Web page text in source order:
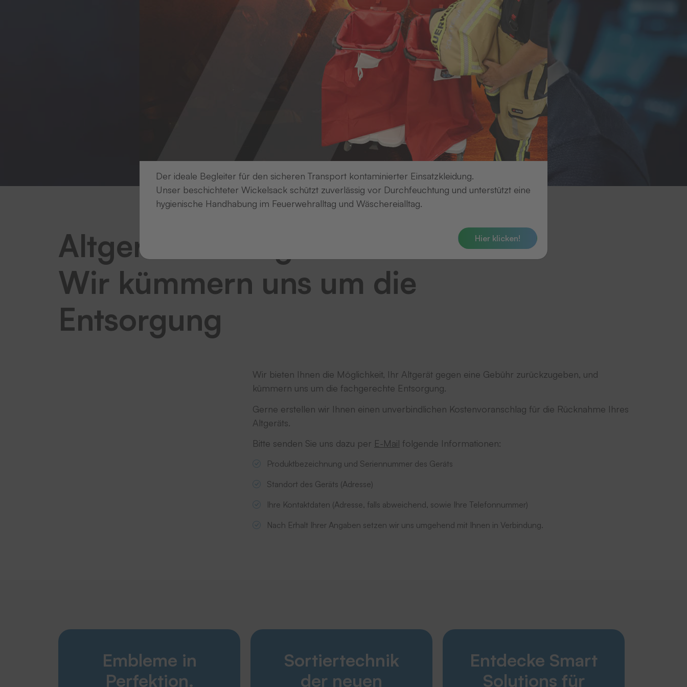
Altgerät zurückgeben?
Wir kümmern uns um die
Entsorgung
Wir bieten Ihnen die Möglichkeit, Ihr Altgerät gegen eine Gebühr zurückzugeben, und
kümmern uns um die fachgerechte Entsorgung.
Gerne erstellen wir Ihnen einen unverbindlichen Kostenvoranschlag für die Rücknahme Ihres
Altgeräts.
Bitte senden Sie uns dazu per E-Mail folgende Informationen:
Produktbezeichnung und Seriennummer des Geräts
Standort des Geräts (Adresse)
Ihre Kontaktdaten (Adresse, falls abweichend, sowie Ihre Telefonnummer)
Nach Erhalt Ihrer Angaben setzen wir uns umgehend mit Ihnen in Verbindung.
Embleme in
Perfektion.
Sortiertechnik
der neuen
Entdecke Smart
Solutions für
Karriere
Produkte
Unternehmen
Wäschereien & Mietwäschereien
Altenheim & Pflegebereich
Krankenhaus & Gesundheitswesen
Der ideale Begleiter für den sicheren Transport kontaminierter Einsatzkleidung.
Unser beschichteter Wickelsack schützt zuverlässig vor Durchfeuchtung und unterstützt eine
hygienische Handhabung im Feuerwehralltag und Wäschereialltag.
Hier klicken!